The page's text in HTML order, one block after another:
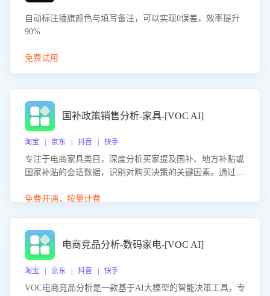
自动标注插旗颜色与填写备注，可以实现0误差，效率提升
90%
免费试用
国补政策销售分析-家具-[VOC AI]
淘宝 | 京东 | 抖音 | 快手
专注于电商家具类目，深度分析买家提及国补、地方补贴或
国家补贴的会话数据，识别对购买决策的关键因素。通过AI
化策略，助力商家利用国补政策提升GMV。
免费开通，按量计费
电商竞品分析-数码家电-[VOC AI]
淘宝 | 京东 | 抖音 | 快手
VOC电商竞品分析是一款基于AI大模型的智能决策工具，专